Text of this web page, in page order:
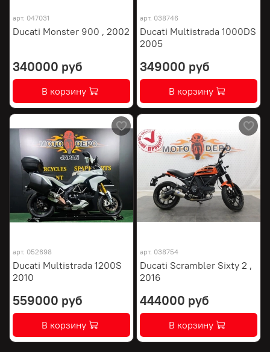
арт. 047031
Ducati Monster 900 , 2002
340000 руб
В корзину
арт. 038746
Ducati Multistrada 1000DS
2005
349000 руб
В корзину
арт. 052698
Ducati Multistrada 1200S
2010
559000 руб
В корзину
арт. 038754
Ducati Scrambler Sixty 2 ,
2016
444000 руб
В корзину